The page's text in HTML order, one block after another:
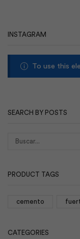
INSTAGRAM
To use this
SEARCH BY POSTS
PRODUCT TAGS
cemento
CATEGORIES